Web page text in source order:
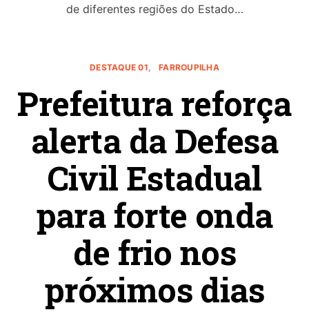
de diferentes regiões do Estado…
DESTAQUE 01 FARROUPILHA
Prefeitura reforça
alerta da Defesa
Civil Estadual
para forte onda
de frio nos
próximos dias